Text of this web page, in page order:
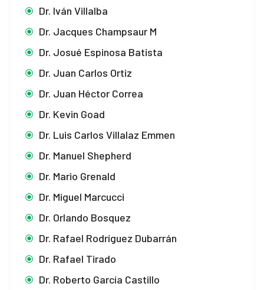
Dr. Iván Villalba
Dr. Jacques Champsaur M
Dr. Josué Espinosa Batista
Dr. Juan Carlos Ortiz
Dr. Juan Héctor Correa
Dr. Kevin Goad
Dr. Luis Carlos Villalaz Emmen
Dr. Manuel Shepherd
Dr. Mario Grenald
Dr. Miguel Marcucci
Dr. Orlando Bosquez
Dr. Rafael Rodríguez Dubarrán
Dr. Rafael Tirado
Dr. Roberto García Castillo